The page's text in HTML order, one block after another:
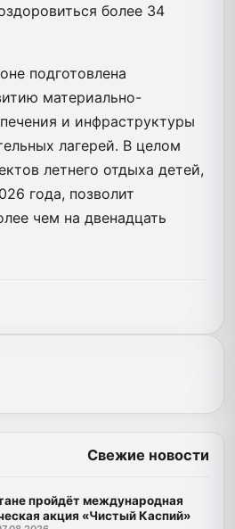
более 34
подготовлена
материально-
и инфраструктуры
лагерей. В целом
летнего отдыха детей,
года, позволит
чем на двенадцать
Свежие новости
пройдёт международная
акция «Чистый Каспий»